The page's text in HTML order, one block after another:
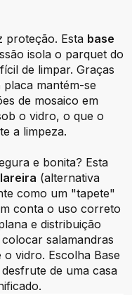
proteção. Esta base
isola o parquet do
de limpar. Graças
placa mantém-se
de mosaico em
o vidro, o que o
a limpeza.
e bonita? Esta
(alternativa
como um "tapete"
conta o uso correto
e distribuição
salamandras
vidro. Escolha Base
de uma casa